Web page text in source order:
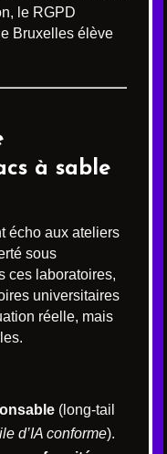
le RGPD
Bruxelles élève
à sable
écho aux ateliers
sous
ces laboratoires,
universitaires
réelle, mais
(long-tail
d’IA conforme).